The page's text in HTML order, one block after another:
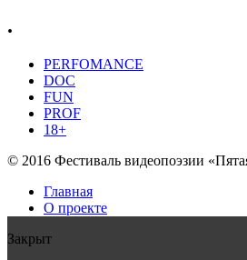
.
PERFOMANCE
DOC
FUN
PROF
18+
© 2016 Фестиваль видеопоэзии
Главная
О проекте
Закрыт